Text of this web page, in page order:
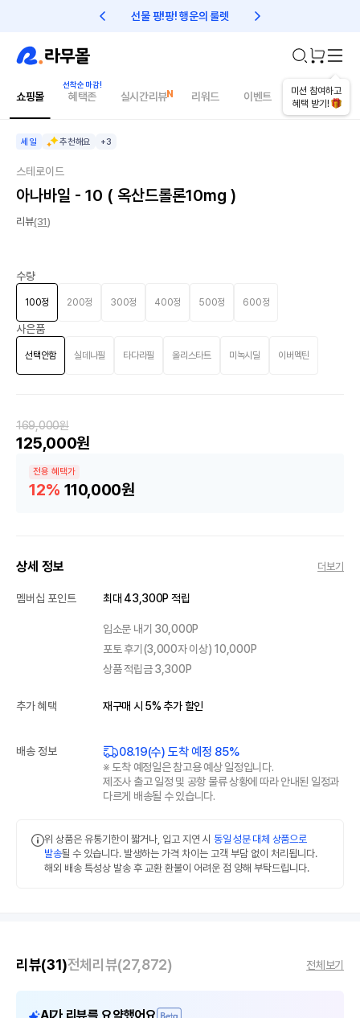
선물 팡!팡! 행운의 룰렛 친구초대 1만원 리워드!
미션 참여하고
혜택 받기!
쇼핑몰 혜택존 실시간리뷰 리워드 이벤트 건강매거진
오늘의 추천상품
세일 추천해요 +3
스테로이드
아나바일 - 10 ( 옥산드롤론10mg )
리뷰(31)
169,000원
125,000원
전용 혜택가
12% 110,000원
수량
100정 200정 300정 400정 500정 600정
사은품
선택안함 실데나필 타다라필 올리스타트 미녹시딜 이버멕틴
상세 정보 더보기
멤버십 포인트 최대 43,300P 적립
입소문 내기 30,000P
포토 후기(3,000자 이상) 10,000P
상품 적립금 3,300P
추가 혜택 재구매 시 5% 추가 할인
배송 정보 08.19(수) 도착 예정 85%
※ 도착 예정일은 참고용 예상 일정입니다.
제조사 출고 일정 및 공항 물류 상황에 따라 안내된 일정과
다르게 배송될 수 있습니다.
위 상품은 유통기한이 짧거나, 입고 지연 시 동일 성분 대체 상품으로
발송될 수 있습니다. 발생하는 가격 차이는 고객 부담 없이 처리됩니다.
해외 배송 특성상 발송 후 교환 환불이 어려운 점 양해 부탁드립니다.
리뷰(31)전체리뷰(27,872) 전체보기